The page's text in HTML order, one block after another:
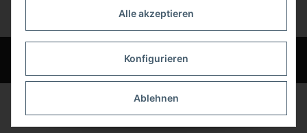
* Alle Preise inkl. gesetzlicher USt., zzgl.Versand
© Bauer-Systemtechnik GmbH - Technische Änderungen und Irrtümer
vorbehalten
Alle akzeptieren
Konfigurieren
Ablehnen